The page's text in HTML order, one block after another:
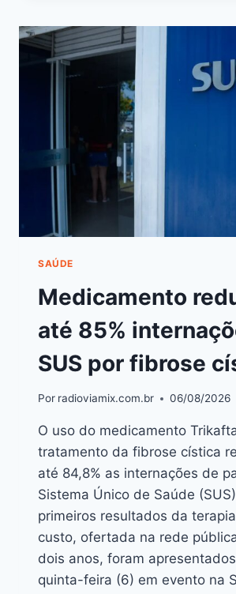
SAÚDE
Medicamento
até 85%
SUS por fibrose
Por radioviamix.com.br 06/08/2026
O uso do medicamento
tratamento da fibrose cística
até 84,8% as internações de
Sistema Único de Saúde
primeiros resultados da
custo, ofertada na rede
dois anos, foram
quinta-feira (6) em evento na